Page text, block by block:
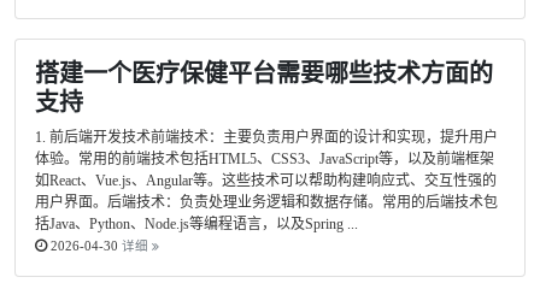
搭建一个医疗保健平台需要哪些技术方面的
支持
1. 前后端开发技术前端技术：主要负责用户界面的设计和实现，提升用户
体验。常用的前端技术包括HTML5、CSS3、JavaScript等，以及前端框架
如React、Vue.js、Angular等。这些技术可以帮助构建响应式、交互性强的
用户界面。后端技术：负责处理业务逻辑和数据存储。常用的后端技术包
括Java、Python、Node.js等编程语言，以及Spring ...
2026-04-30 详细